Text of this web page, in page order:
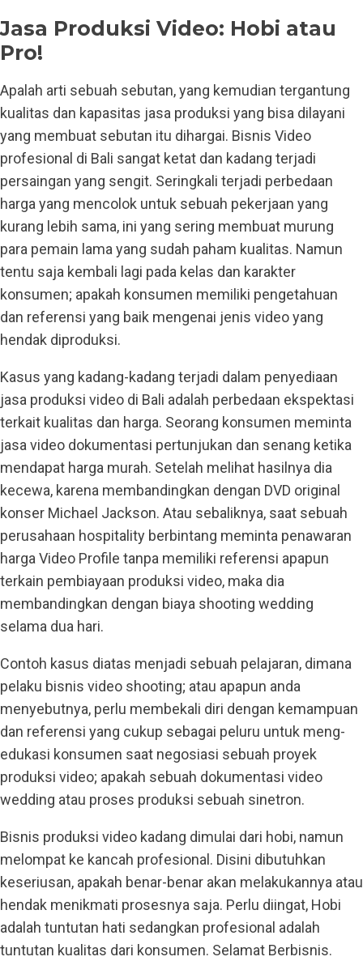
Jasa Produksi Video: Hobi atau
Pro!
Apalah arti sebuah sebutan, yang kemudian tergantung
kualitas dan kapasitas jasa produksi yang bisa dilayani
yang membuat sebutan itu dihargai. Bisnis Video
profesional di Bali sangat ketat dan kadang terjadi
persaingan yang sengit. Seringkali terjadi perbedaan
harga yang mencolok untuk sebuah pekerjaan yang
kurang lebih sama, ini yang sering membuat murung
para pemain lama yang sudah paham kualitas. Namun
tentu saja kembali lagi pada kelas dan karakter
konsumen; apakah konsumen memiliki pengetahuan
dan referensi yang baik mengenai jenis video yang
hendak diproduksi.
Kasus yang kadang-kadang terjadi dalam penyediaan
jasa produksi video di Bali adalah perbedaan ekspektasi
terkait kualitas dan harga. Seorang konsumen meminta
jasa video dokumentasi pertunjukan dan senang ketika
mendapat harga murah. Setelah melihat hasilnya dia
kecewa, karena membandingkan dengan DVD original
konser Michael Jackson. Atau sebaliknya, saat sebuah
perusahaan hospitality berbintang meminta penawaran
harga Video Profile tanpa memiliki referensi apapun
terkain pembiayaan produksi video, maka dia
membandingkan dengan biaya shooting wedding
selama dua hari.
Contoh kasus diatas menjadi sebuah pelajaran, dimana
pelaku bisnis video shooting; atau apapun anda
menyebutnya, perlu membekali diri dengan kemampuan
dan referensi yang cukup sebagai peluru untuk meng-
edukasi konsumen saat negosiasi sebuah proyek
produksi video; apakah sebuah dokumentasi video
wedding atau proses produksi sebuah sinetron.
Bisnis produksi video kadang dimulai dari hobi, namun
melompat ke kancah profesional. Disini dibutuhkan
keseriusan, apakah benar-benar akan melakukannya atau
hendak menikmati prosesnya saja. Perlu diingat, Hobi
adalah tuntutan hati sedangkan profesional adalah
tuntutan kualitas dari konsumen. Selamat Berbisnis.